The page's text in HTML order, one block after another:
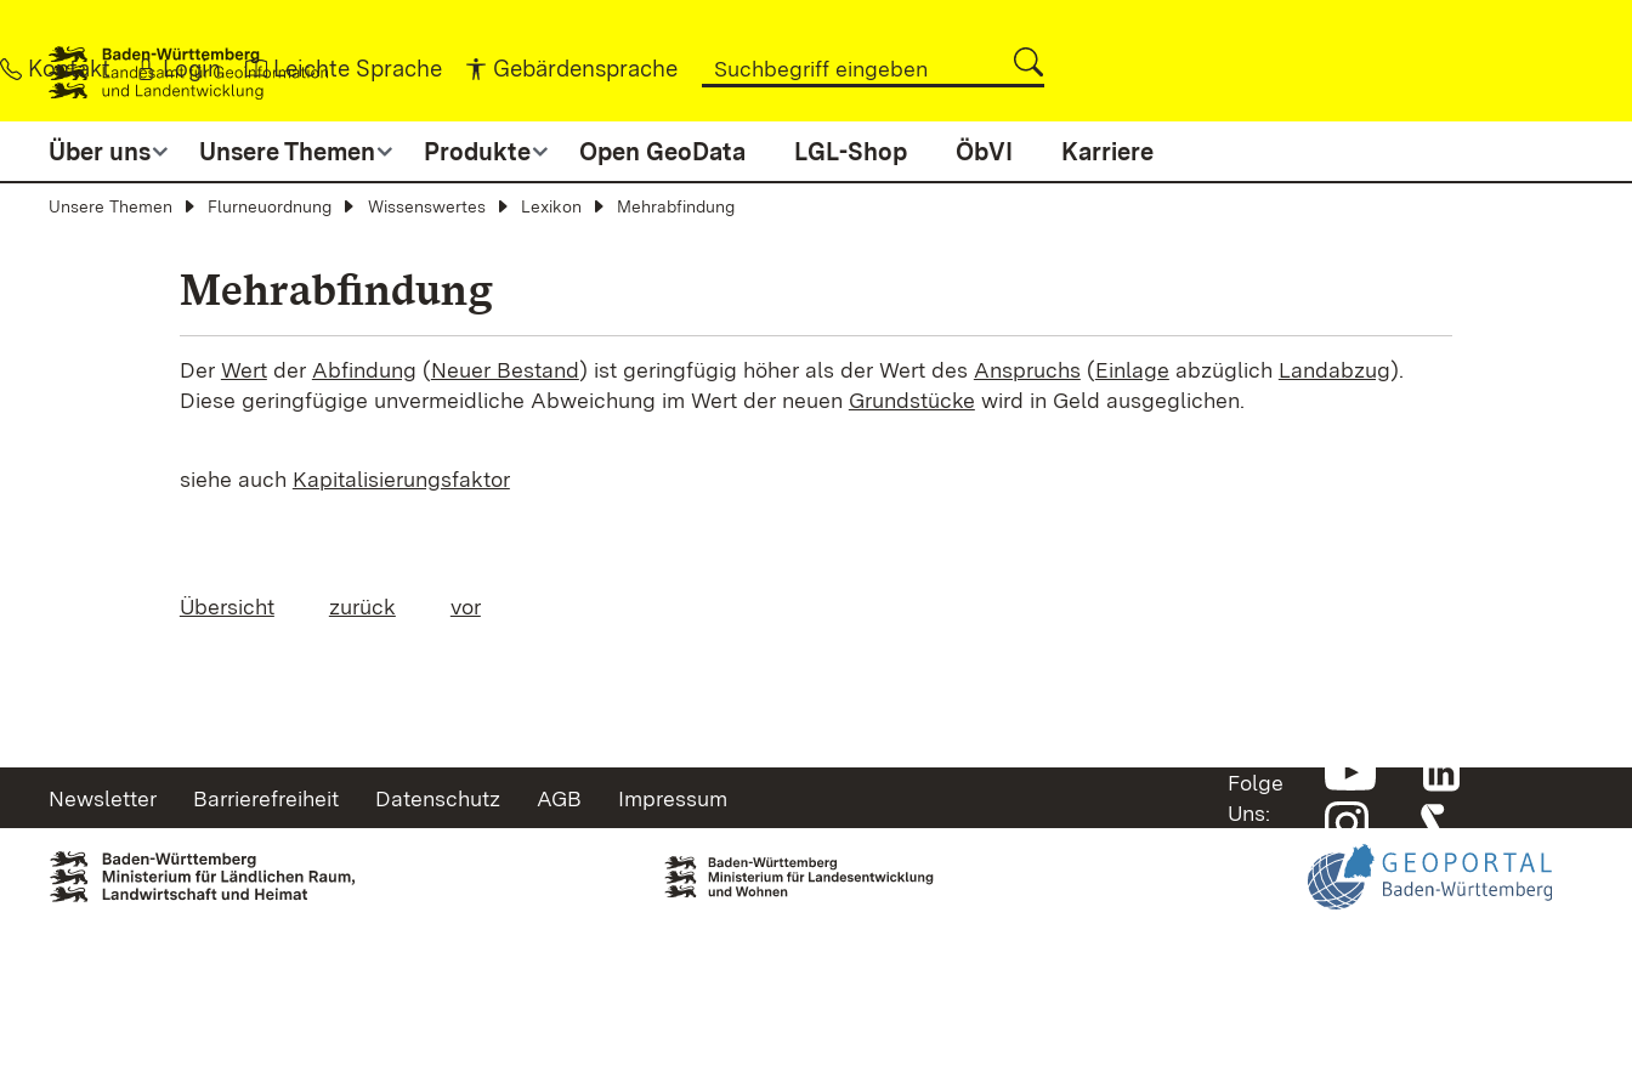
Kontakt Login Leichte Sprache Gebärdensprache
Über uns Unsere Themen Produkte Open GeoData LGL-Shop ÖbVI Karriere
Unsere Themen Flurneuordnung Wissenswertes Lexikon Mehrabfindung
Mehrabfindung
Der Wertder Abfindung (Neuer Bestand) ist geringfügig höher als der Wert des Anspruchs (Einlage abzüglich Landabzug).
Diese geringfügige unvermeidliche Abweichung im Wert der neuen Grundstücke wird in Geld ausgeglichen.
siehe auch Kapitalisierungsfaktor
Übersicht zurück vor
Newsletter Barrierefreiheit Datenschutz AGB Impressum
Folge
Uns: